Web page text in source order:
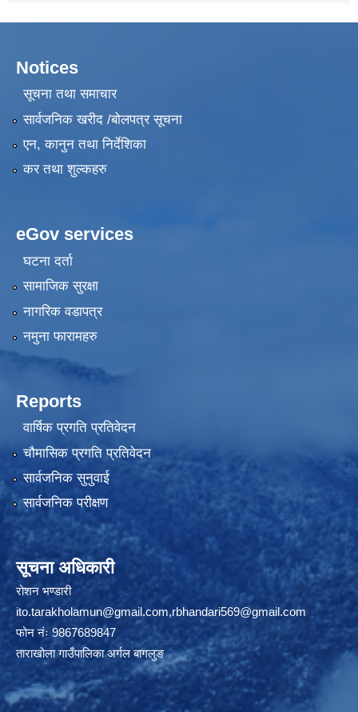
Notices
सूचना तथा समाचार
सार्वजनिक खरीद /बोलपत्र सूचना
एन, कानुन तथा निर्देशिका
कर तथा शुल्कहरु
eGov services
घटना दर्ता
सामाजिक सुरक्षा
नागरिक वडापत्र
नमुना फारामहरु
Reports
वार्षिक प्रगति प्रतिवेदन
चौमासिक प्रगति प्रतिवेदन
सार्वजनिक सुनुवाई
सार्वजनिक परीक्षण
सूचना अधिकारी
रोशन भण्डारी
ito.tarakholamun@gmail.com,rbhandari569@gmail.com
फोन नंः 9867689847
ताराखोला गाउँपालिका अर्गल बागलुङ